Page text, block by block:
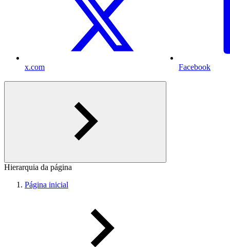
x.com Facebook
Hierarquia da página
Página inicial